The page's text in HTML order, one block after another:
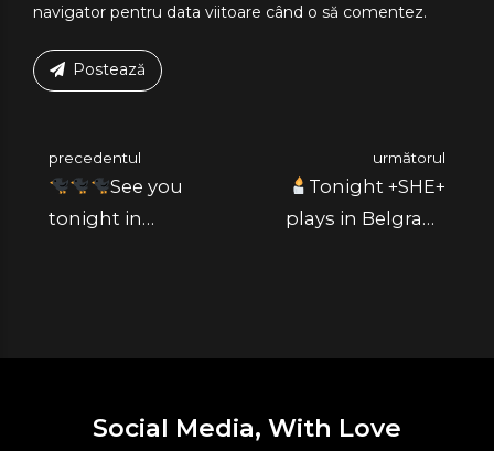
navigator pentru data viitoare când o să comentez.
Postează
precedentul
See you
tonight in
următorul
Tonight +SHE+
plays in Belgrade
Social Media, With Love